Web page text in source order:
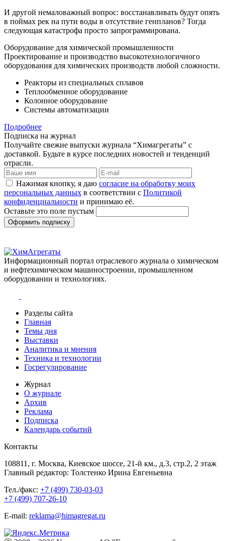
И другой немаловажный вопрос: восстанавливать будут опять
в поймах рек на пути воды в отсутствие генпланов? Тогда
следующая катастрофа просто запрограммирована.
Оборудование для химической промышленности
Проектирование и производство высокотехнологичного
оборудования для химических производств любой сложности.
Реакторы из специальных сплавов
Теплообменное оборудование
Колонное оборудование
Системы автоматизации
Подробнее
Подписка на журнал
Получайте свежие выпуски журнала “Химагрегаты” с
доставкой. Будьте в курсе последних новостей и тенденций
отрасли.
Нажимая кнопку, я даю согласие на обработку моих
персональных данных в соответствии с Политикой
конфиденциальности и принимаю её.
Оставьте это поле пустым
Оформить подписку
Информационный портал отраслевого журнала о химическом
и нефтехимическом машиностроении, промышленном
оборудовании и технологиях.
Разделы сайта
Главная
Темы дня
Выставки
Аналитика и мнения
Техника и технологии
Госрегулирование
Журнал
О журнале
Архив
Реклама
Подписка
Календарь событий
Контакты
108811, г. Москва, Киевское шоссе, 21-й км., д.3, стр.2, 2 этаж
Главный редактор: Толстенко Ирина Евгеньевна
Тел./факс: +7 (499) 730-03-03
+7 (499) 707-26-10
E-mail: reklama@himagregat.ru